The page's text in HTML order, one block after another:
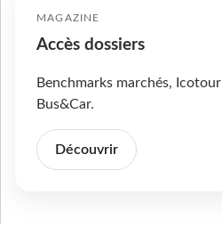
MAGAZINE
Accès dossiers
Benchmarks marchés,
Bus&Car.
Découvrir